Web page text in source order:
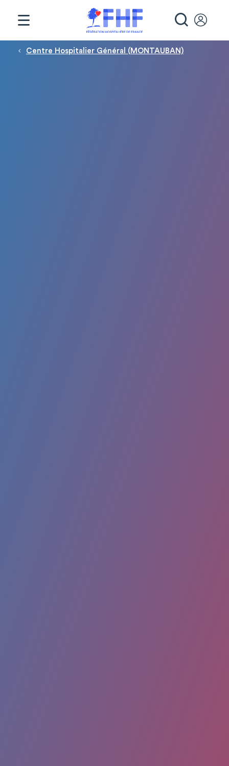
Fil d'Ariane
Centre Hospitalier Général (MONTAUBAN)
Panneau de gestion des cookies